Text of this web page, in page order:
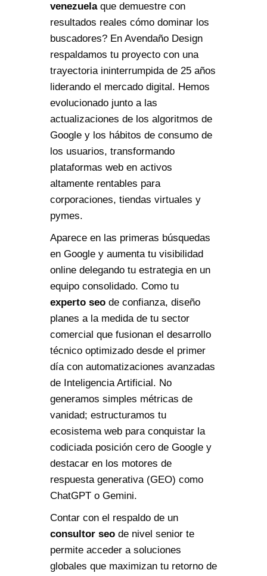
venezuelaque demuestre con
resultados reales cómo dominar los
buscadores? En Avendaño Design
respaldamos tu proyecto con una
trayectoria ininterrumpida de 25 años
liderando el mercado digital. Hemos
evolucionado junto a las
actualizaciones de los algoritmos de
Google y los hábitos de consumo de
los usuarios, transformando
plataformas web en activos
altamente rentables para
corporaciones, tiendas virtuales y
pymes.
Aparece en las primeras búsquedas
en Google y aumenta tu visibilidad
online delegando tu estrategia en un
equipo consolidado. Como tu
experto seo de confianza, diseño
planes a la medida de tu sector
comercial que fusionan el desarrollo
técnico optimizado desde el primer
día con automatizaciones avanzadas
de Inteligencia Artificial. No
generamos simples métricas de
vanidad; estructuramos tu
ecosistema web para conquistar la
codiciada posición cero de Google y
destacar en los motores de
respuesta generativa (GEO) como
ChatGPT o Gemini.
Contar con el respaldo de un
consultor seo de nivel senior te
permite acceder a soluciones
globales que maximizan tu retorno de